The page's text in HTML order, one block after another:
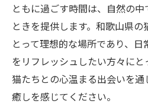
ともに過ごす時間は、自然の
ときを提供します。和歌山県
とって理想的な場所であり、
をリフレッシュしたい方々にと
猫たちとの心温まる出会いを
癒しを感じてください。